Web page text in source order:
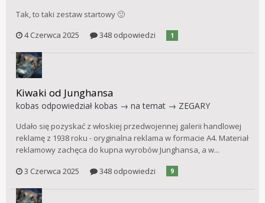
Tak, to taki zestaw startowy 🙂
4 Czerwca 2025
348 odpowiedzi 1
Kiwaki od Junghansa
kobas odpowiedział kobas → na temat → ZEGARY
Udało się pozyskać z włoskiej przedwojennej galerii handlowej
reklamę z 1938 roku - oryginalna reklama w formacie A4. Materiał
reklamowy zachęca do kupna wyrobów Junghansa, a w...
3 Czerwca 2025
348 odpowiedzi 9